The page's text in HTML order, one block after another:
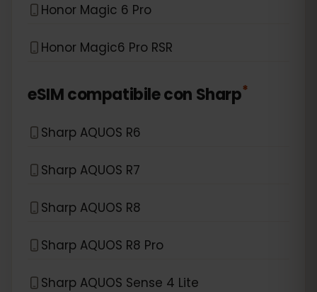
Honor Magic 6 Pro
Honor Magic6 Pro RSR
eSIM compatibile con Sharp*
Sharp AQUOS R6
Sharp AQUOS R7
Sharp AQUOS R8
Sharp AQUOS R8 Pro
Sharp AQUOS Sense 4 Lite